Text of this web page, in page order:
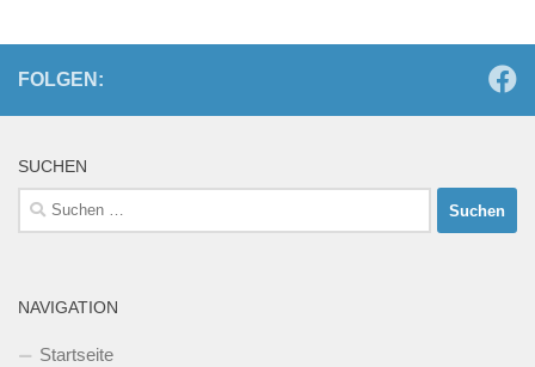
FOLGEN:
SUCHEN
Suchen
nach:
NAVIGATION
Startseite